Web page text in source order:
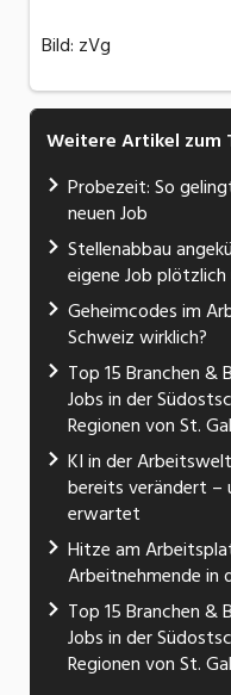
Bild: zVg
Weitere Artikel zum
Probezeit: So
neuen Job
Stellenabbau
eigene Job
Geheimcodes im
Schweiz wirklich?
Top 15 Branchen
Jobs in der
Regionen von St.
KI in der
bereits verändert –
erwartet
Hitze am
Arbeitnehmende in
Top 15 Branchen
Jobs in der
Regionen von St.